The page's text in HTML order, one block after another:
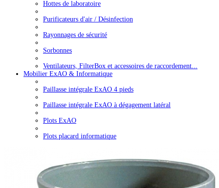
Hottes de laboratoire
Purificateurs d'air / Désinfection
Rayonnages de sécurité
Sorbonnes
Ventilateurs, FilterBox et accessoires de raccordement...
Mobilier ExAO & Informatique
Paillasse intégrale ExAO 4 pieds
Paillasse intégrale ExAO à dégagement latéral
Plots ExAO
Plots placard informatique